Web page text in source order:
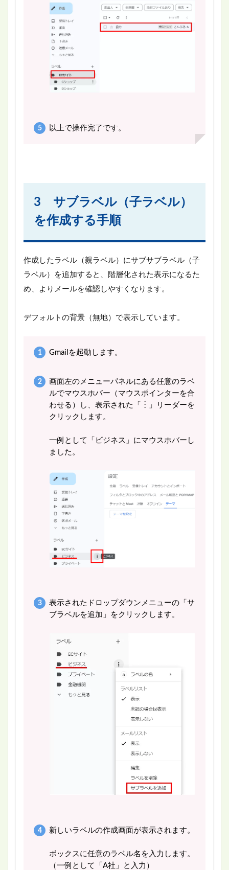
以上で操作完了です。
3 サブラベル（子ラベル）
を作成する手順
作成したラベル（親ラベル）にサブサブラベル（子
ラベル）を追加すると、階層化された表示になるた
め、よりメールを確認しやすくなります。
デフォルトの背景（無地）で表示しています。
Gmailを起動します。
画面左のメニューパネルにある任意のラベ
ルでマウスホバー（マウスポインターを合
わせる）し、表示された「︙」リーダーを
クリックします。
一例として「ビジネス」にマウスホバーし
ました。
表示されたドロップダウンメニューの「サ
ブラベルを追加」をクリックします。
新しいラベルの作成画面が表示されます。
ボックスに任意のラベル名を入力します。
（一例として「A社」と入力）